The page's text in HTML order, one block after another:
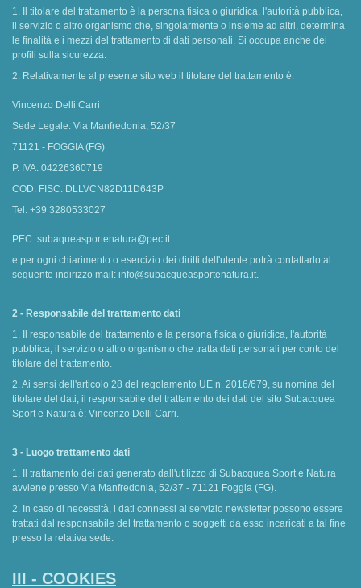
1. Il titolare del trattamento è la persona fisica o giuridica, l'autorità pubblica,
il servizio o altro organismo che, singolarmente o insieme ad altri, determina
le finalità e i mezzi del trattamento di dati personali. Si occupa anche dei
profili sulla sicurezza.
2. Relativamente al presente sito web il titolare del trattamento è:
Vincenzo Delli Carri
Sede Legale: Via Manfredonia, 52/37
71121 - FOGGIA (FG)
P. IVA: 04226360719
COD. FISC: DLLVCN82D11D643P
Tel: +39 3280533027
PEC: subaqueasportenatura@pec.it
e per ogni chiarimento o esercizio dei diritti dell'utente potrà contattarlo al
seguente indirizzo mail: info@subacqueasportenatura.it.
2 - Responsabile del trattamento dati
1. Il responsabile del trattamento è la persona fisica o giuridica, l'autorità
pubblica, il servizio o altro organismo che tratta dati personali per conto del
titolare del trattamento.
2. Ai sensi dell'articolo 28 del regolamento UE n. 2016/679, su nomina del
titolare del dati, il responsabile del trattamento dei dati del sito Subacquea
Sport e Natura è: Vincenzo Delli Carri.
3 - Luogo trattamento dati
1. Il trattamento dei dati generato dall'utilizzo di Subacquea Sport e Natura
avviene presso Via Manfredonia, 52/37 - 71121 Foggia (FG).
2. In caso di necessità, i dati connessi al servizio newsletter possono essere
trattati dal responsabile del trattamento o soggetti da esso incaricati a tal fine
presso la relativa sede.
III - COOKIES